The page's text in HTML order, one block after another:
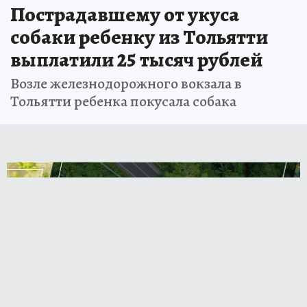
Пострадавшему от укуса
собаки ребенку из Тольятти
выплатили 25 тысяч рублей
Возле железнодорожного вокзала в
Тольятти ребенка покусала собака